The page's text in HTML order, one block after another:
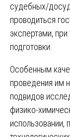
судебных/
проводиться
экспертами,
подготовки.
Особенным
проведения им
подвидов
физико-
использовании,